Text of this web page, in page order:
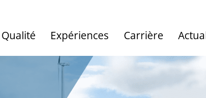
Qualité Expériences Carrière